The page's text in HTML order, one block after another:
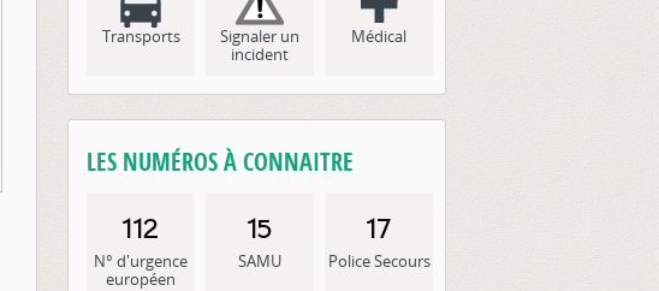
Transports
Signaler un
incident
Médical
LES NUMÉROS À CONNAITRE
N° d'urgence
européen
SAMU Police Secours